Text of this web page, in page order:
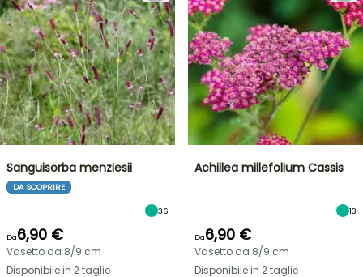
Sanguisorba menziesii
DA SCOPRIRE
36
Da6,90 €
Vasetto da 8/9 cm
Disponibile in 2 taglie
Achillea millefolium Cassis
13
Da6,90 €
Vasetto da 8/9 cm
Disponibile in 2 taglie